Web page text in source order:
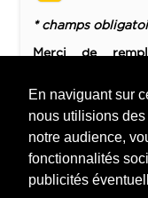
En naviguant sur
nous utilisions
notre audience,
fonctionnalités
publicités
* champs
Merci de
vente Terrains Caudry